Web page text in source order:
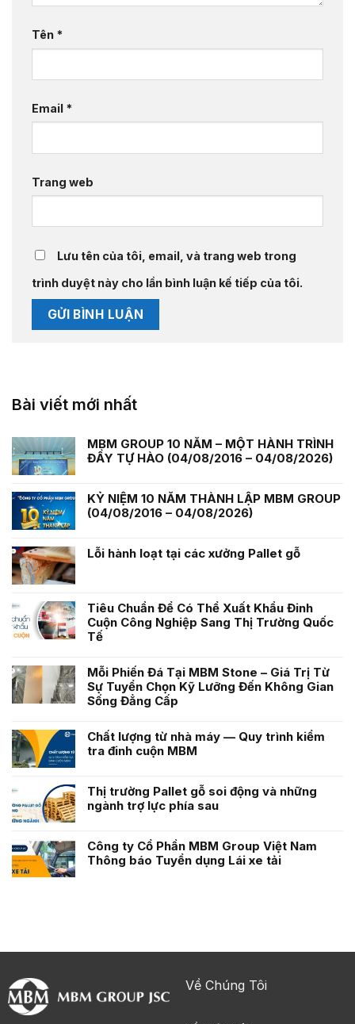
Tên *
Email *
Trang web
Lưu tên của tôi, email, và trang web trong
trình duyệt này cho lần bình luận kế tiếp của tôi.
Bài viết mới nhất
MBM GROUP 10 NĂM – MỘT HÀNH TRÌNH
ĐẦY TỰ HÀO (04/08/2016 – 04/08/2026)
KỶ NIỆM 10 NĂM THÀNH LẬP MBM GROUP
(04/08/2016 – 04/08/2026)
Lỗi hành loạt tại các xưởng Pallet gỗ
Tiêu Chuẩn Để Có Thể Xuất Khẩu Đinh
Cuộn Công Nghiệp Sang Thị Trường Quốc
Tế
Mỗi Phiến Đá Tại MBM Stone – Giá Trị Từ
Sự Tuyển Chọn Kỹ Lưỡng Đến Không Gian
Sống Đẳng Cấp
Chất lượng từ nhà máy — Quy trình kiểm
tra đinh cuộn MBM
Thị trường Pallet gỗ soi động và những
ngành trợ lực phía sau
Công ty Cổ Phần MBM Group Việt Nam
Thông báo Tuyển dụng Lái xe tải
Về Chúng Tôi